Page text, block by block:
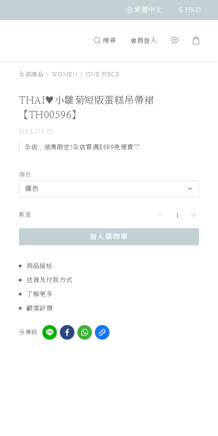
繁體中文 $ HKD
搜尋 會員登入
全部商品 > WOMEN > ONE PIECE
THAI♥小雛菊短版蛋糕吊帶裙
【TH00596】
HK$279.00
全店，港澳限定!全店買滿$699免運費♡
顏色
數量
加入購物車
商品描述
送貨及付款方式
了解更多
顧客評價
分享到